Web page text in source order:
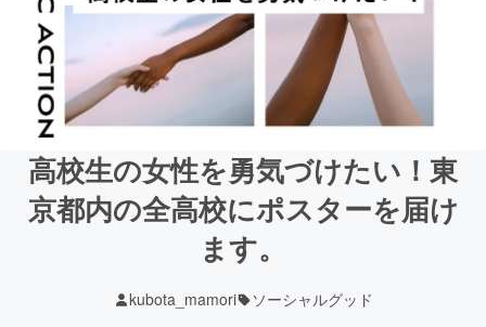
高校生の女性を勇気づけたい！東
京都内の全高校にポスターを届け
ます。
kubota_mamori ソーシャルグッド